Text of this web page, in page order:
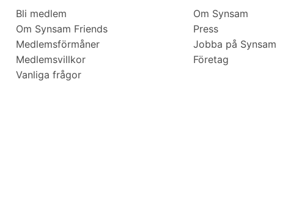
Bli medlem
Om Synsam Friends
Medlemsförmåner
Medlemsvillkor
Vanliga frågor
Om Synsam
Press
Jobba på Synsam
Företag